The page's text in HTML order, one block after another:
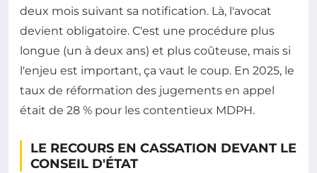
deux mois suivant sa notification. Là, l'avocat
devient obligatoire. C'est une procédure plus
longue (un à deux ans) et plus coûteuse, mais si
l'enjeu est important, ça vaut le coup. En 2025, le
taux de réformation des jugements en appel
était de 28 % pour les contentieux MDPH.
LE RECOURS EN CASSATION DEVANT LE
CONSEIL D'ÉTAT